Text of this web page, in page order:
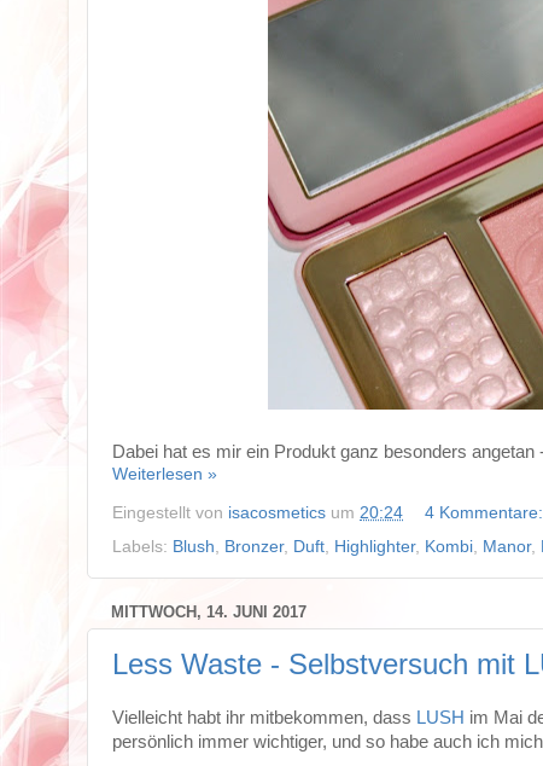
Dabei hat es mir ein Produkt ganz besonders
Weiterlesen »
Eingestellt von isacosmetics um 20:24
4 Kommentare:
Labels: Blush Bronzer, Duft Highlighter, Kombi Manor,
MITTWOCH, 14. JUNI 2017
Less Waste - Selbstversuch mit
Vielleicht habt ihr mitbekommen, dass LUSH im Mai
persönlich immer wichtiger, und so habe auch ich